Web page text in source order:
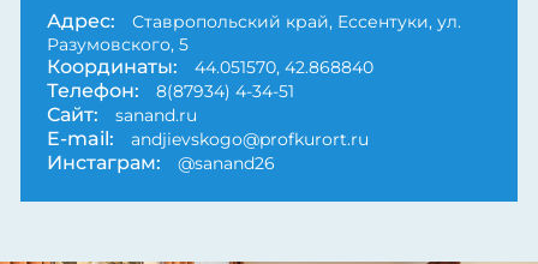
Адрес:
Ставропольский край, Ессентуки, ул.
Разумовского, 5
Координаты: 44.051570, 42.868840
Телефон: 8(87934) 4-34-51
Сайт: sanand.ru
E-mail: andjievskogo@profkurort.ru
Инстаграм: @sanand26
Next